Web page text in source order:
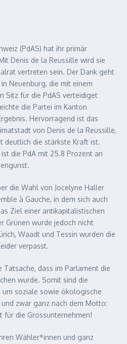
(PdAS) hat ihr primär
Denis de la Reussille wird sie
vertreten sein. Der Dank geht
Neuenburg, die mit einem
Sitz für die PdAS verteidiget
die Partei im Kanton
Hervorragend ist das
von Denis de la Reussille,
deutlich die stärkste Kraft ist.
die PdA mit 25.8 Prozent an
die Wahl von Jocelyne Haller
à Gauche, in dem sich auch
Ziel einer antikapitalistischen
Grünen wurde jedoch nicht
Waadt und Tessin wurden die
verpasst.
dass im Parlament die
wurde. Somit sind die
soziale sowie ökologische
zwar ganz nach dem Motto:
für die Grossunternehmen!
Wähler*innen und ganz